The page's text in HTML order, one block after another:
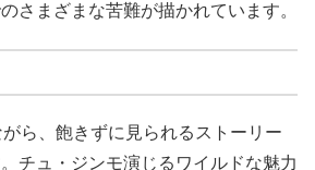
さまざまな苦難が描かれています。
ら、飽きずに見られるストーリー
チュ・ジンモ演じるワイルドな魅力